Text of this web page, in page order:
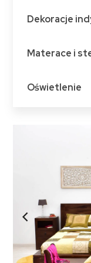
Dekoracje
Materace i
Oświetlenie